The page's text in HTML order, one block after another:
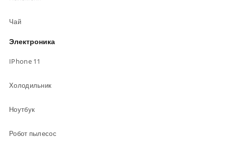
Чай
Электроника
IPhone 11
Холодильник
Ноутбук
Робот пылесос